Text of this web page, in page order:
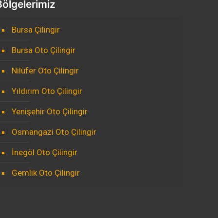
Bursa Çilingir
Bursa Oto Çilingir
Nilüfer Oto Çilingir
Yıldırım Oto Çilingir
Yenişehir Oto Çilingir
Osmangazi Oto Çilingir
İnegöl Oto Çilingir
Gemlik Oto Çilingir